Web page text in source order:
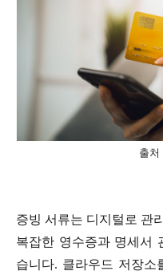
출처
증빙 서류는 디지털로 관
복잡한 영수증과 명세서
습니다. 클라우드 저장소